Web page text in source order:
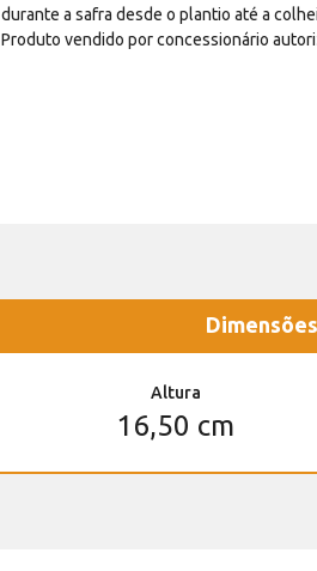
durante a safra desde o plantio até a
Produto vendido por concessionário
Altura
16,50 cm